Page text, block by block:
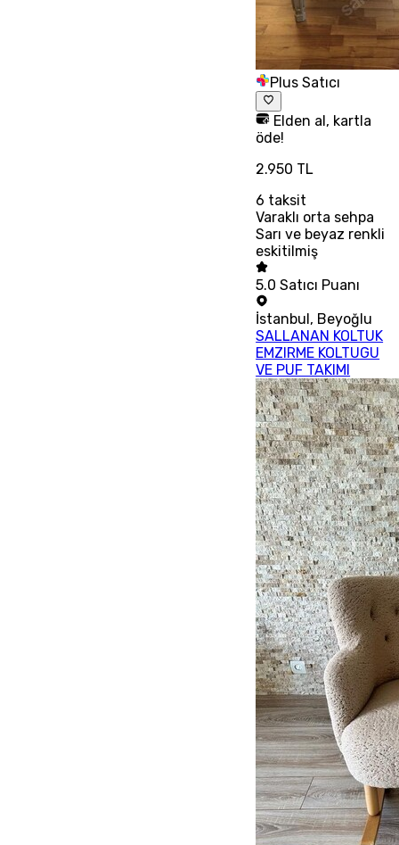
Plus Satıcı
Elden al, kartla
öde!
2.950 TL
6 taksit
Varaklı orta sehpa
Sarı ve beyaz renkli
eskitilmiş
5.0 Satıcı Puanı
İstanbul, Beyoğlu
SALLANAN KOLTUK
EMZIRME KOLTUGU
VE PUF TAKIMI